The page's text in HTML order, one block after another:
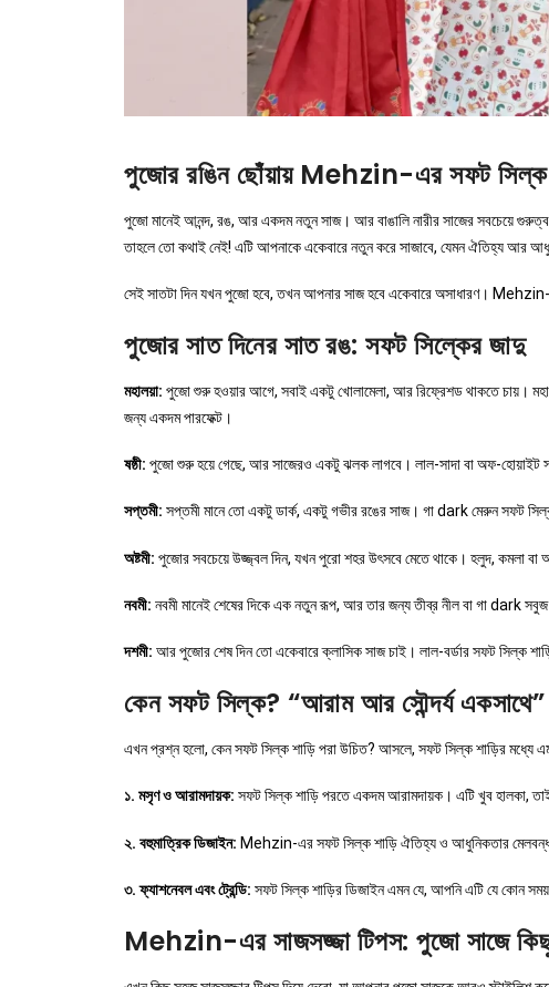
পুজোর রঙিন ছোঁয়ায় Mehzin-এর সফট সিল্ক
পুজো মানেই আনন্দ, রঙ, আর একদম নতুন সাজ। আর বাঙালি নারীর সাজের সবচেয়ে
তাহলে তো কথাই নেই! এটি আপনাকে একেবারে নতুন করে সাজাবে, যেমন ঐতিহ্য আর
সেই সাতটা দিন যখন পুজো হবে, তখন আপনার সাজ হবে একেবারে অসাধারণ।
পুজোর সাত দিনের সাত রঙ: সফট সিল্কের জাদু
মহালয়া: পুজো শুরু হওয়ার আগে, সবাই একটু খোলামেলা, আর রিফ্রেশড থাকতে চায়।
জন্য একদম পারফেক্ট।
ষষ্ঠী: পুজো শুরু হয়ে গেছে, আর সাজেরও একটু ঝলক লাগবে। লাল-সাদা বা অফ-হোয়াইট
সপ্তমী: সপ্তমী মানে তো একটু ডার্ক, একটু গভীর রঙের সাজ। গা dark মেরুন সফট
অষ্টমী: পুজোর সবচেয়ে উজ্জ্বল দিন, যখন পুরো শহর উৎসবে মেতে থাকে। হলুদ, কমলা
নবমী: নবমী মানেই শেষের দিকে এক নতুন রূপ, আর তার জন্য তীব্র নীল বা গা dark
দশমী: আর পুজোর শেষ দিন তো একেবারে ক্লাসিক সাজ চাই। লাল-বর্ডার সফট সিল্ক
কেন সফট সিল্ক? “আরাম আর সৌন্দর্য একসাথে”
এখন প্রশ্ন হলো, কেন সফট সিল্ক শাড়ি পরা উচিত? আসলে, সফট সিল্ক শাড়ির মধ্যে
১. মসৃণ ও আরামদায়ক: সফট সিল্ক শাড়ি পরতে একদম আরামদায়ক। এটি খুব হালকা,
২. বহুমাত্রিক ডিজাইন: Mehzin-এর সফট সিল্ক শাড়ি ঐতিহ্য ও আধুনিকতার
৩. ফ্যাশনেবল এবং ট্রেন্ডি: সফট সিল্ক শাড়ির ডিজাইন এমন যে, আপনি এটি যে কোন সময়
Mehzin-এর সাজসজ্জা টিপস: পুজো সাজে